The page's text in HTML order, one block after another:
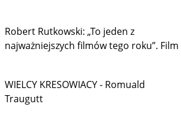
Robert Rutkowski: „To jeden z
najważniejszych filmów tego roku”. Film
WIELCY KRESOWIACY - Romuald
Traugutt